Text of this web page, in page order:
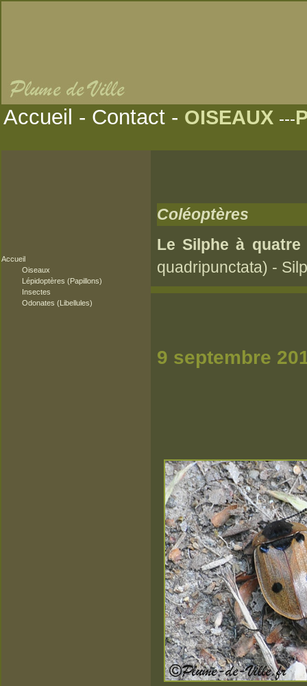
Accueil - Contact- OISEAUX ---
Accueil
Oiseaux
Lépidoptères (Papillons)
Insectes
Odonates (Libellules)
Coléoptères
Le Silphe à quatre
quadripunctata) -
9 septembre